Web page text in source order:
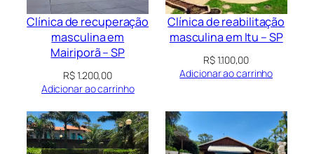
Clínica de recuperação
masculina em
Mairiporã – SP
R$1.200,00
Adicionar ao carrinho
Clínica de reabilitação
masculina em Itu – SP
R$1.100,00
Adicionar ao carrinho